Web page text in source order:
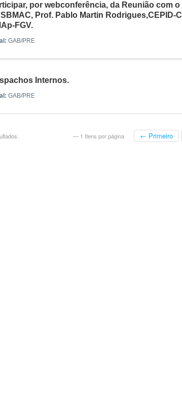
por webconferência, da Reunião com
Prof. Pablo Martin Rodrigues,CEPID-
FGV.
GAB/PRE
Internos.
GAB/PRE
— 1 Itens por página ← Primeiro